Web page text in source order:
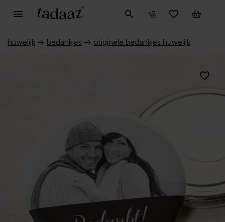
huwelijk → bedankjes → originele bedankjes huwelijk